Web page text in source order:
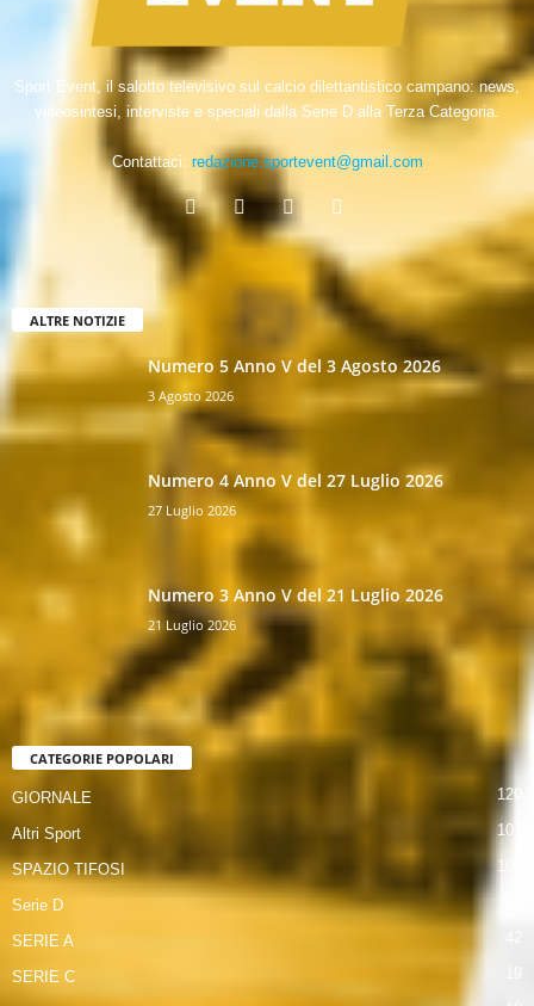
Sport Event, il salotto televisivo sul calcio dilettantistico campano: news,
videosintesi, interviste e speciali dalla Serie D alla Terza Categoria.
Contattaci: redazione.sportevent@gmail.com
ALTRE NOTIZIE
Numero 5 Anno V del 3 Agosto 2026
3 Agosto 2026
Numero 4 Anno V del 27 Luglio 2026
27 Luglio 2026
Numero 3 Anno V del 21 Luglio 2026
21 Luglio 2026
CATEGORIE POPOLARI
GIORNALE 120
Altri Sport 107
SPAZIO TIFOSI 104
Serie D
SERIE A
SERIE C